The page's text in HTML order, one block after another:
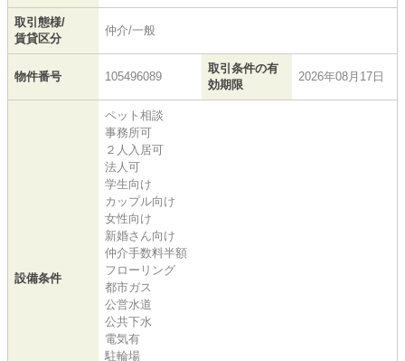
取引態様/
賃貸区分
仲介/一般
物件番号 105496089
取引条件の有
効期限
2026年08月17日
設備条件
ペット相談
事務所可
２人入居可
法人可
学生向け
カップル向け
女性向け
新婚さん向け
仲介手数料半額
フローリング
都市ガス
公営水道
公共下水
電気有
駐輪場